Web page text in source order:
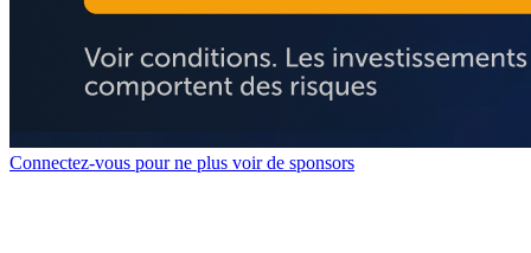
Connectez-vous pour ne plus voir de sponsors